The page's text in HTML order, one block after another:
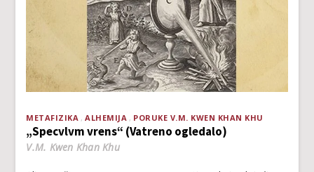
METAFIZIKA ALHEMIJA PORUKE V.M. KWEN KHAN KHU
„Specvlvm vrens“ (Vatreno ogledalo)
V.M. Kwen Khan Khu